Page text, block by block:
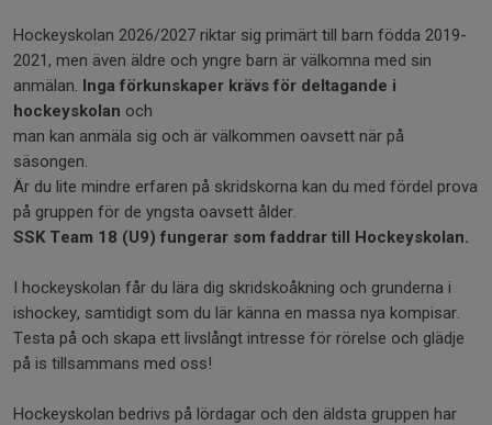
Hockeyskolan 2026/2027 riktar sig primärt till barn födda 2019-
2021, men även äldre och yngre barn är välkomna med sin
anmälan. Inga förkunskaper krävs för deltagande i
hockeyskolan och
man kan anmäla sig och är välkommen oavsett när på
säsongen.
Är du lite mindre erfaren på skridskorna kan du med fördel prova
på gruppen för de yngsta oavsett ålder.
SSK Team 18 (U9) fungerar som faddrar till Hockeyskolan.
I hockeyskolan får du lära dig skridskoåkning och grunderna i
ishockey, samtidigt som du lär känna en massa nya kompisar.
Testa på och skapa ett livslångt intresse för rörelse och glädje
på is tillsammans med oss!
Hockeyskolan bedrivs på lördagar och den äldsta gruppen har